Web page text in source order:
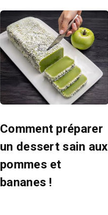
Comment préparer
un dessert sain aux
pommes et
bananes !